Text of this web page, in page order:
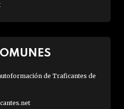
de Traficantes de